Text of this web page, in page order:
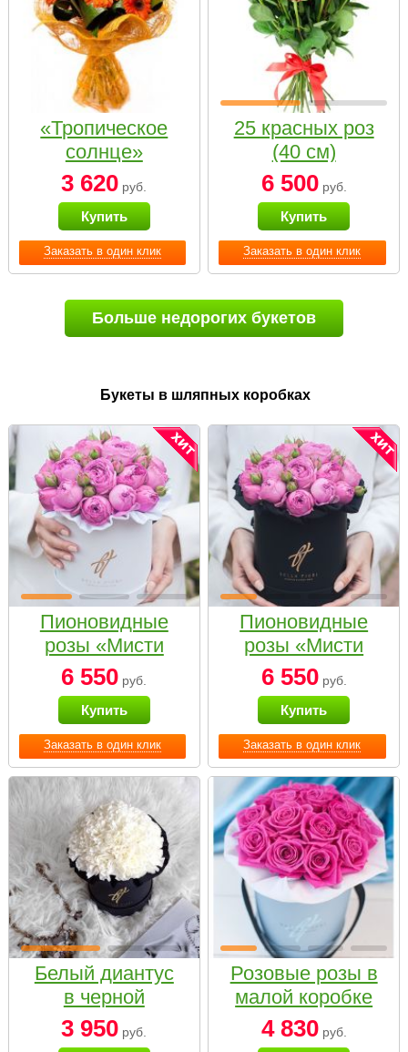
Заказать в один клик
«Тропическое
солнце»
3 620 руб.
Купить
Заказать в один клик
25 красных роз
(40 см)
6 500руб.
Купить
Больше недорогих букетов
Букеты в шляпных коробках
Заказать в один клик
Пионовидные
розы «Мисти
бабблс» в белой
коробке Small
6 550 руб.
Купить
Заказать в один клик
Пионовидные
розы «Мисти
бабблс» в
черной коробке
Small
6 550руб.
Купить
Белый диантус
в черной
коробке Small
3 950 руб.
Розовые розы в
малой коробке
4 830руб.